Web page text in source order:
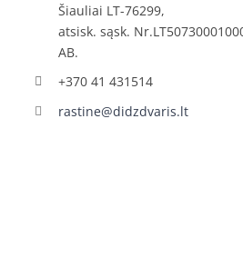
Šiauliai LT-76299,
atsisk. sąsk.
AB.
+370 41 431514
rastine@didzdvaris.lt